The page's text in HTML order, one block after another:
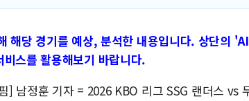
해당 경기를 예상, 분석한 내용입니다. 상단의
스를 활용해보기 바랍니다.
] 남정훈 기자 = 2026 KBO 리그 SSG 랜더스 vs